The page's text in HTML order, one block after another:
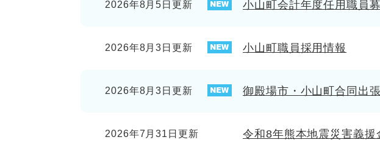
2026年8月5日更新 小山町会計年度任用職員
2026年8月3日更新 小山町職員採用情報
2026年8月3日更新 御殿場市・小山町合同出
2026年7月31日更新 令和8年熊本地震災害義援